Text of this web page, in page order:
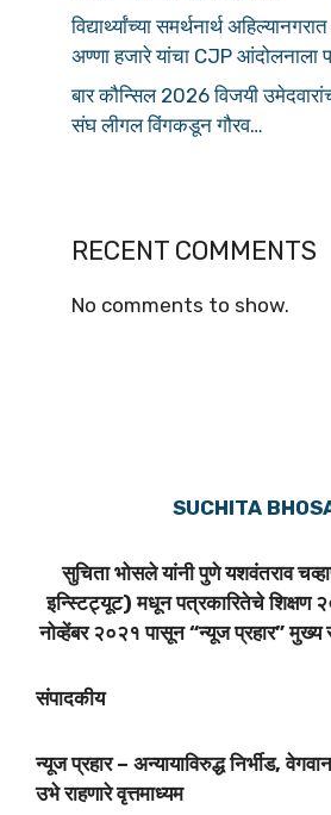
विद्यार्थ्यांच्या समर्थनार्थ
अण्णा हजारे यांचा CJP आंदोलनाला
बार कौन्सिल 2026 विजयी
संघ लीगल विंगकडून गौरव…
RECENT COMMENTS
No comments to show.
SUCHITA
सुचिता भोसले यांनी पुणे यशवंतराव
इन्स्टिट्यूट) मधून पत्रकारितेचे
नोव्हेंबर २०२१ पासून “न्यूज प्रहार” मुख्य
संपादकीय
न्यूज प्रहार – अन्यायाविरुद्ध निर्भीड,
उभे राहणारे वृत्तमाध्यम